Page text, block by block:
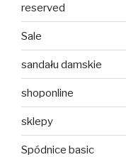
reserved
Sale
sandału damskie
shoponline
sklepy
Spódnice basic